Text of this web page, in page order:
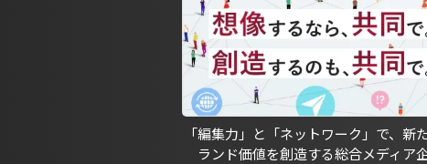
「編集力」と「ネットワーク」で、新
ランド価値を創造する総合メディア